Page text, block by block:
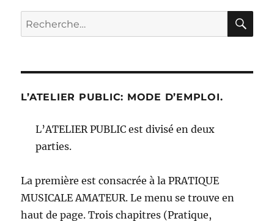
Recherche
pour :
L’ATELIER PUBLIC: MODE D’EMPLOI.
L’ATELIER PUBLIC est divisé en deux
parties.
La première est consacrée à la PRATIQUE
MUSICALE AMATEUR. Le menu se trouve en
haut de page. Trois chapitres (Pratique,